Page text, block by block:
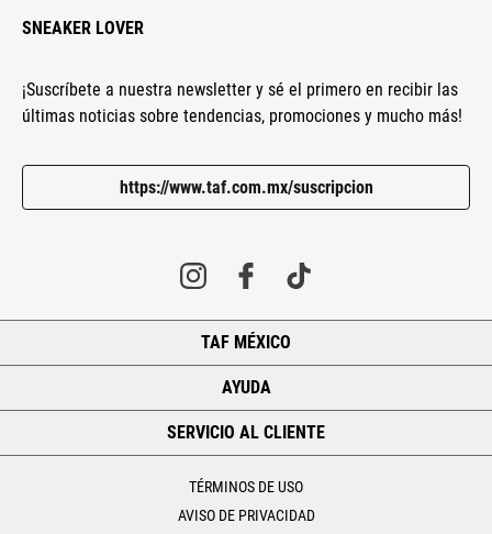
SNEAKER LOVER
¡Suscríbete a nuestra newsletter y sé el primero en recibir las
últimas noticias sobre tendencias, promociones y mucho más!
https://www.taf.com.mx/suscripcion
TAF MÉXICO
AYUDA
SERVICIO AL CLIENTE
TÉRMINOS DE USO
AVISO DE PRIVACIDAD